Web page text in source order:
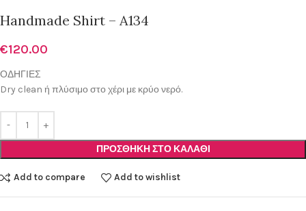
Handmade Shirt – A134
€120.00
ΟΔΗΓΙΕΣ
Dry clean ή πλύσιμο στο χέρι με κρύο νερό.
ΠΡΟΣΘΉΚΗ ΣΤΟ ΚΑΛΆΘΙ
Add to compare Add to wishlist